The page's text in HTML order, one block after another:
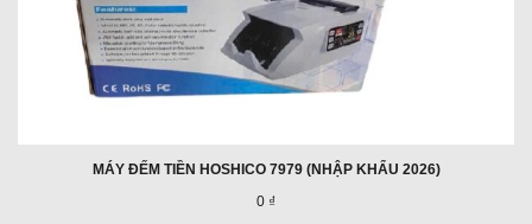
MÁY ĐẾM TIỀN HOSHICO 7979 (NHẬP KHẨU 2026)
0 ₫